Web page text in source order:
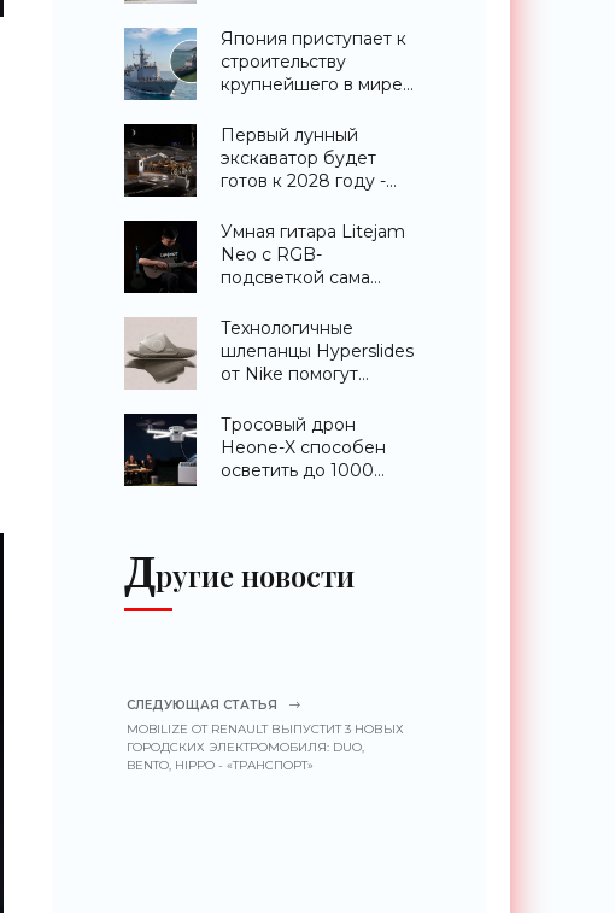
«Техника»
Япония приступает к
строительству
крупнейшего в мире
ПРО AEGIS -
«Оружие»
Первый лунный
экскаватор будет
готов к 2028 году -
Умная гитара Litejam
Neo с RGB-
подсветкой сама
«Гаджеты»
Технологичные
шлепанцы Hyperslides
от Nike помогут
ноги после
тренировки -
«Гаджеты»
Тросовый дрон
Heone-X способен
осветить до 1000
Другие новости
СЛЕДУЮЩАЯ СТАТЬЯ
MOBILIZE ОТ RENAULT ВЫПУСТИТ 3 НОВЫХ
ГОРОДСКИХ ЭЛЕКТРОМОБИЛЯ: DUO,
BENTO, HIPPO - «ТРАНСПОРТ»